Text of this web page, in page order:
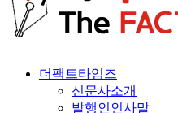
더팩트타임즈
신문사소개
발행인인사말